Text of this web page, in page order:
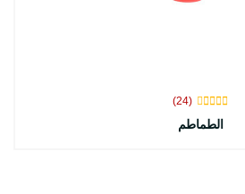
(24)
الطماطم